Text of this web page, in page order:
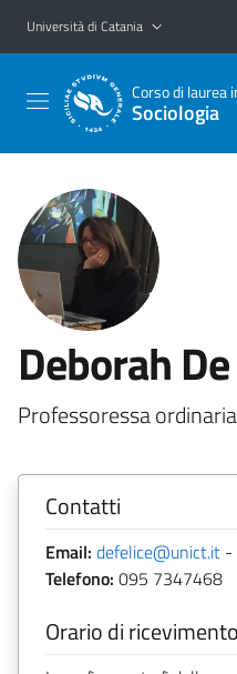
Vai al contenuto principale
Vai al menu di navigazione
Università di Catania
Corso di laurea
Sociologia
Deborah
Professoressa
Contatti
Email: defelice@unict.it -
Telefono: 095 7347468
Orario di ricevimento